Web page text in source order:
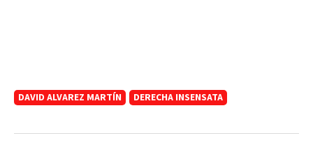
DAVID ALVAREZ MARTÍN DERECHA INSENSATA